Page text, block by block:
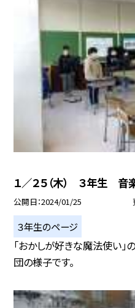
１／２５（木） ３年生 音
公開日 2024/01/25
３年生のページ
「おかしが好きな魔法使い」
団の様子です。